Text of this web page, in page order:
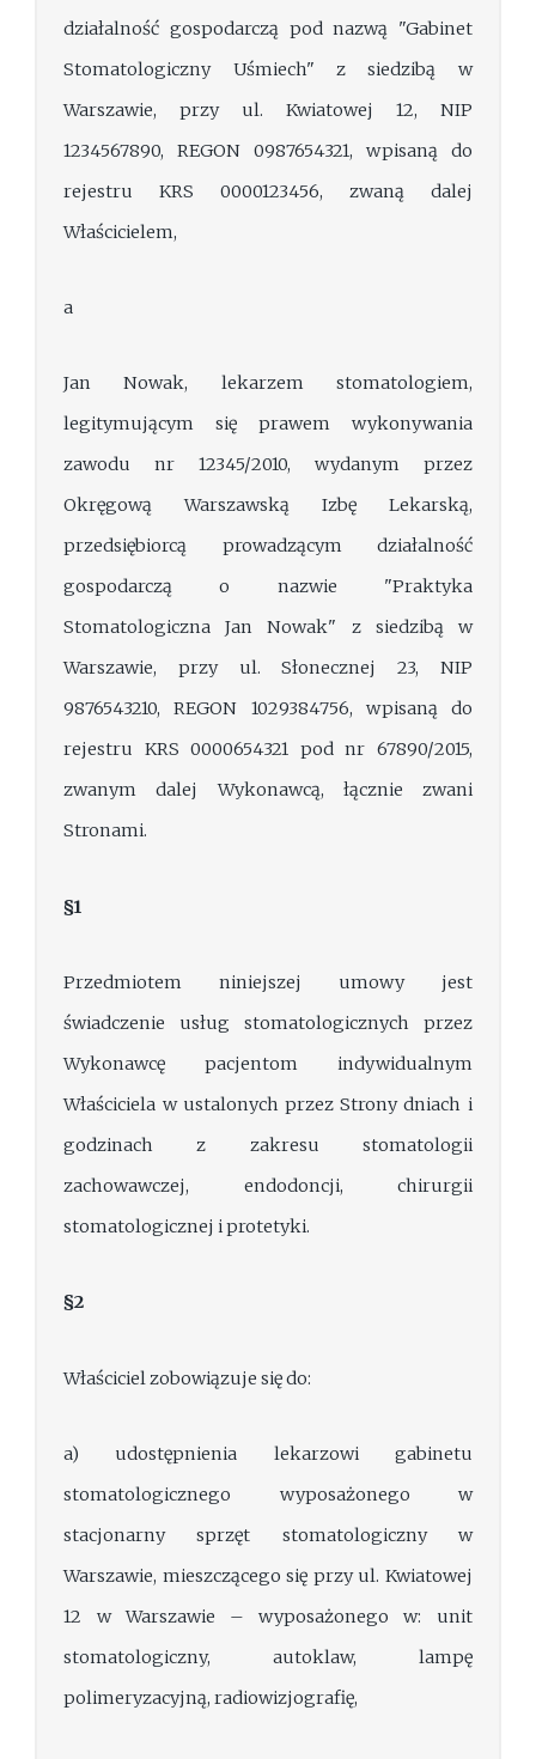
działalność gospodarczą pod nazwą "Gabinet
Stomatologiczny Uśmiech" z siedzibą w
Warszawie, przy ul. Kwiatowej 12, NIP
1234567890, REGON 0987654321, wpisaną do
rejestru KRS 0000123456, zwaną dalej
Właścicielem,
a
Jan Nowak, lekarzem stomatologiem,
legitymującym się prawem wykonywania
zawodu nr 12345/2010, wydanym przez
Okręgową Warszawską Izbę Lekarską,
przedsiębiorcą prowadzącym działalność
gospodarczą o nazwie "Praktyka
Stomatologiczna Jan Nowak" z siedzibą w
Warszawie, przy ul. Słonecznej 23, NIP
9876543210, REGON 1029384756, wpisaną do
rejestru KRS 0000654321 pod nr 67890/2015,
zwanym dalej Wykonawcą, łącznie zwani
Stronami.
§1
Przedmiotem niniejszej umowy jest
świadczenie usług stomatologicznych przez
Wykonawcę pacjentom indywidualnym
Właściciela w ustalonych przez Strony dniach i
godzinach z zakresu stomatologii
zachowawczej, endodoncji, chirurgii
stomatologicznej i protetyki.
§2
Właściciel zobowiązuje się do:
a) udostępnienia lekarzowi gabinetu
stomatologicznego wyposażonego w
stacjonarny sprzęt stomatologiczny w
Warszawie, mieszczącego się przy ul. Kwiatowej
12 w Warszawie – wyposażonego w: unit
stomatologiczny, autoklaw, lampę
polimeryzacyjną, radiowizjografię,